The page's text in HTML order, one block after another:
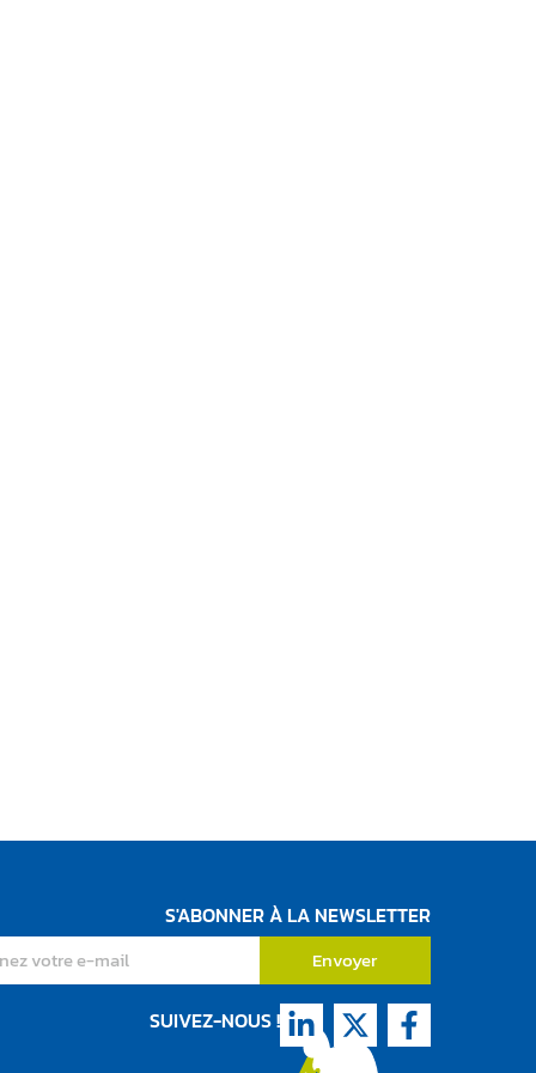
S'ABONNER À LA NEWSLETTER
Envoyer
SUIVEZ-NOUS !